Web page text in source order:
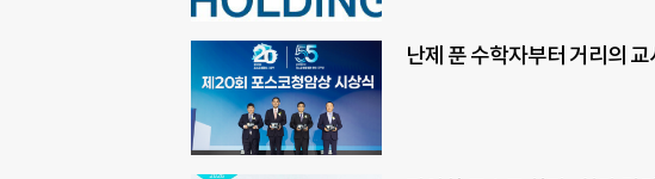
난제 푼 수학자부터 거리의